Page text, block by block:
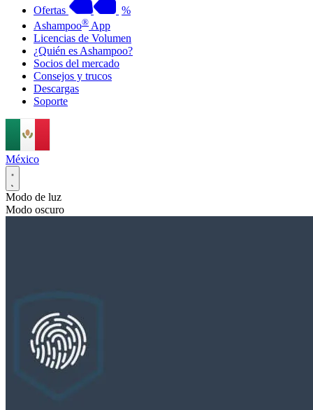
Ofertas
%
Ashampoo® App
Licencias de Volumen
¿Quién es Ashampoo?
Socios del mercado
Consejos y trucos
Descargas
Soporte
México
Modo de luz
Modo oscuro